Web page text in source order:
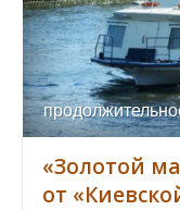
«Золотой
от